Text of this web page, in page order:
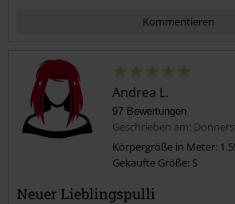
Kommentieren
Kommentar jetzt abschicken!
Andrea L.
97 Bewertungen
Geschrieben am:
Körpergröße in Meter:
Gekaufte Größe: S
Neuer Lieblingspulli